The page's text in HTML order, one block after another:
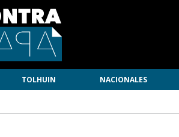
TOLHUIN NACIONALES